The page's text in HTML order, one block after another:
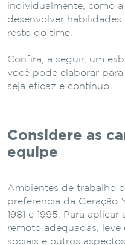
individualmente, como
desenvolver
resto do time.
Confira, a seguir, um
você pode elaborar
seja eficaz e contínuo.
Considere as
equipe
Ambientes de trabalho
preferência da Geração
1981 e 1995. Para
remoto adequadas,
sociais e outros